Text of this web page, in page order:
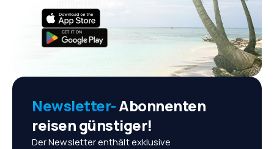
Newsletter-Abonnenten
reisen günstiger!
Der Newsletter enthält exklusive